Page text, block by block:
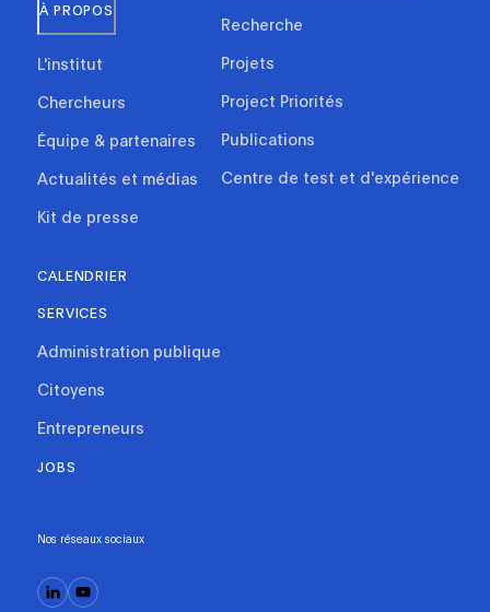
À PROPOS
L'institut
Chercheurs
Équipe & partenaires
Actualités et médias
Kit de presse
Recherche
Projets
Project Priorités
Publications
Centre de test et d'expérience
CALENDRIER
SERVICES
Administration publique
Citoyens
Entrepreneurs
JOBS
Nos réseaux sociaux